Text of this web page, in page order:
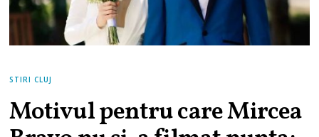
STIRI CLUJ
Motivul pentru care Mircea